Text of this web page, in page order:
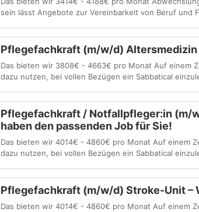
sein lässt Angebote zur Vereinbarkeit von Beruf und
Pflegefachkraft (m/w/d) Altersmedizin
Das bieten wir 3808€ - 4663€ pro Monat Auf einem
dazu nutzen, bei vollen Bezügen ein Sabbatical
Pflegefachkraft / Notfallpfleger:in (m/
haben den passenden Job für Sie!
Das bieten wir 4014€ - 4860€ pro Monat Auf einem
dazu nutzen, bei vollen Bezügen ein Sabbatical
Pflegefachkraft (m/w/d) Stroke-Unit –
Das bieten wir 4014€ - 4860€ pro Monat Auf einem